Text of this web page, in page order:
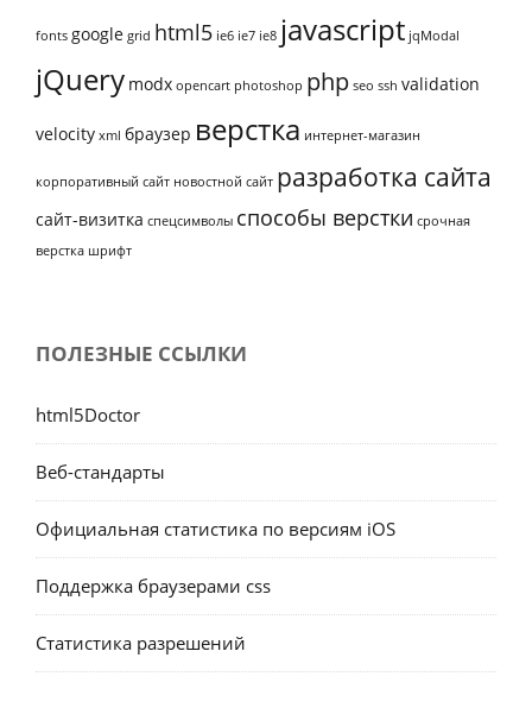
fonts google grid html5 ie6 ie7 ie8 javascript jqModal
jQuery modx opencart photoshop php seo ssh validation
velocity xml браузер верстка интернет-магазин
корпоративный сайт новостной сайт разработка сайта
сайт-визитка спецсимволы способы верстки срочная
верстка шрифт
ПОЛЕЗНЫЕ ССЫЛКИ
html5Doctor
Веб-стандарты
Официальная статистика по версиям iOS
Поддержка браузерами css
Статистика разрешений